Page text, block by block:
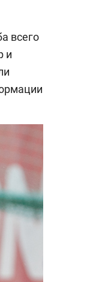
всего
и